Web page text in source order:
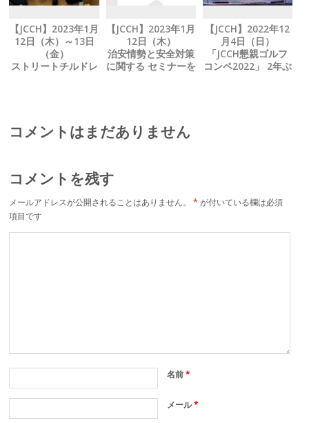
【JCCH】2023年1月
12日（木）～13日
（金）
ストリートチルドレ
【JCCH】2023年1月
12日（木）
治安情勢と安全対策
に関する セミナーを
【JCCH】2022年12
月4日（日）
「JCCH懇親ゴルフ
コンペ2022」 2年ぶ
コメントはまだありません
コメントを残す
メールアドレスが公開されることはありません。 * が付いている欄は必須
項目です
名前*
メール*